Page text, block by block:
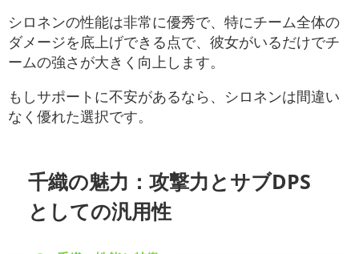
シロネンの性能は非常に優秀で、特にチーム全体の
ダメージを底上げできる点で、彼女がいるだけでチ
ームの強さが大きく向上します。
もしサポートに不安があるなら、シロネンは間違い
なく優れた選択です。
千織の魅力：攻撃力とサブDPS
としての汎用性